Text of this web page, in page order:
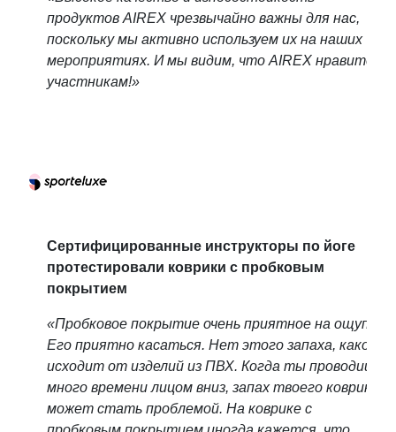
продуктов AIREX чрезвычайно важны для нас,
поскольку мы активно используем их на наших
мероприятиях. И мы видим, что AIREX нравится
участникам!»
Сертифицированные инструкторы по йоге
протестировали коврики с пробковым
покрытием
«Пробковое покрытие очень приятное на ощупь.
Его приятно касаться. Нет этого запаха, какой
исходит от изделий из ПВХ. Когда ты проводишь
много времени лицом вниз, запах твоего коврика
может стать проблемой. На коврике с